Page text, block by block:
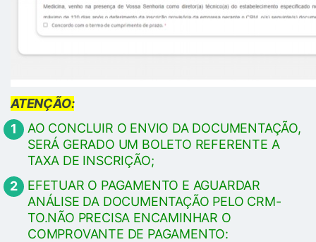
ATENÇÃO:
AO CONCLUIR O ENVIO DA DOCUMENTAÇÃO,
SERÁ GERADO UM BOLETO REFERENTE A
TAXA DE INSCRIÇÃO;
EFETUAR O PAGAMENTO E AGUARDAR
ANÁLISE DA DOCUMENTAÇÃO PELO CRM-
TO.NÃO PRECISA ENCAMINHAR O
COMPROVANTE DE PAGAMENTO: